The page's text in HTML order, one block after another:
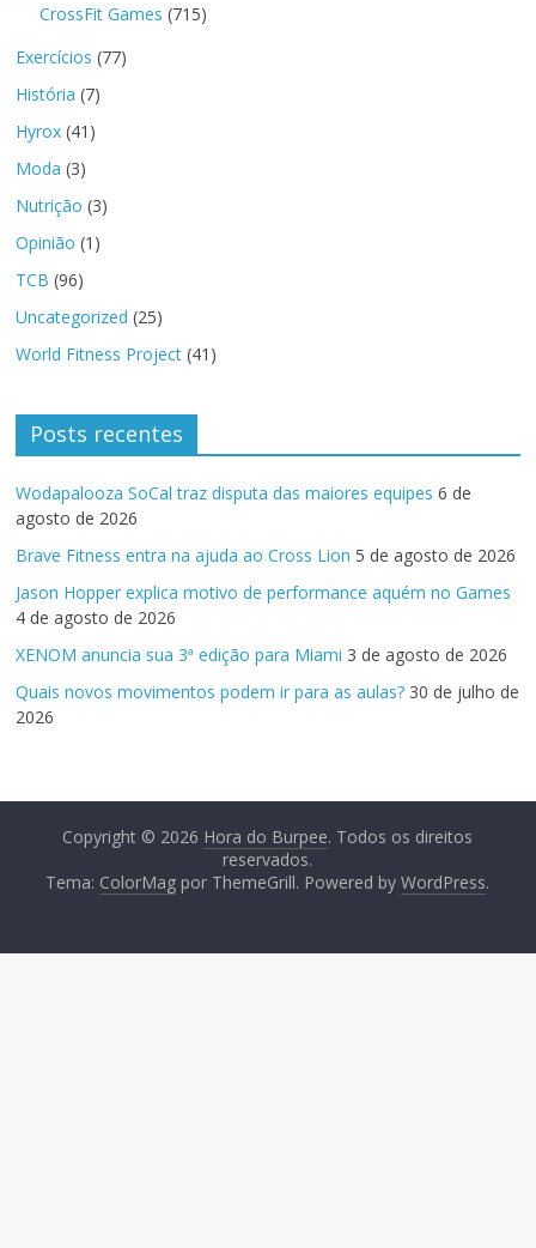
CrossFit Games (715)
Exercícios (77)
História (7)
Hyrox (41)
Moda (3)
Nutrição (3)
Opinião (1)
TCB (96)
Uncategorized (25)
World Fitness Project (41)
Posts recentes
Wodapalooza SoCal traz disputa das maiores equipes 6 de
agosto de 2026
Brave Fitness entra na ajuda ao Cross Lion 5 de agosto de 2026
Jason Hopper explica motivo de performance aquém no Games
4 de agosto de 2026
XENOM anuncia sua 3ª edição para Miami 3 de agosto de 2026
Quais novos movimentos podem ir para as aulas? 30 de julho de
2026
Copyright © 2026 Hora do Burpee. Todos os direitos
reservados.
Tema: ColorMag por ThemeGrill. Powered byWordPress.